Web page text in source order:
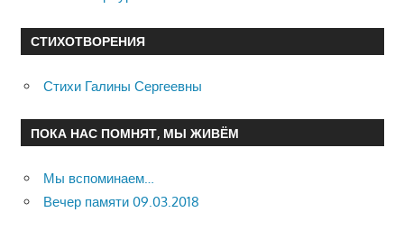
СТИХОТВОРЕНИЯ
Стихи Галины Сергеевны
ПОКА НАС ПОМНЯТ, МЫ ЖИВЁМ
Мы вспоминаем…
Вечер памяти 09.03.2018